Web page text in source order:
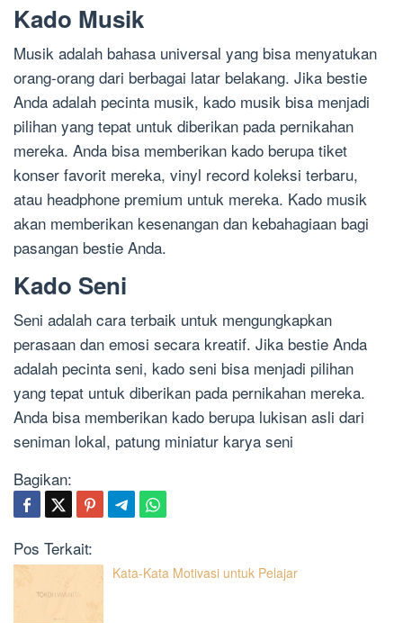
Kado Musik
Musik adalah bahasa universal yang bisa menyatukan
orang-orang dari berbagai latar belakang. Jika bestie
Anda adalah pecinta musik, kado musik bisa menjadi
pilihan yang tepat untuk diberikan pada pernikahan
mereka. Anda bisa memberikan kado berupa tiket
konser favorit mereka, vinyl record koleksi terbaru,
atau headphone premium untuk mereka. Kado musik
akan memberikan kesenangan dan kebahagiaan bagi
pasangan bestie Anda.
Kado Seni
Seni adalah cara terbaik untuk mengungkapkan
perasaan dan emosi secara kreatif. Jika bestie Anda
adalah pecinta seni, kado seni bisa menjadi pilihan
yang tepat untuk diberikan pada pernikahan mereka.
Anda bisa memberikan kado berupa lukisan asli dari
seniman lokal, patung miniatur karya seni
Bagikan:
Pos Terkait:
Kata-Kata Motivasi untuk Pelajar